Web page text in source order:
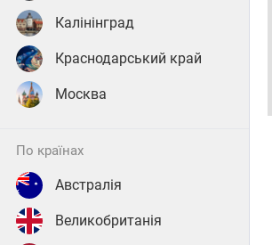
Калінінград
Краснодарський край
Москва
по країнах
Австралія
Великобританія